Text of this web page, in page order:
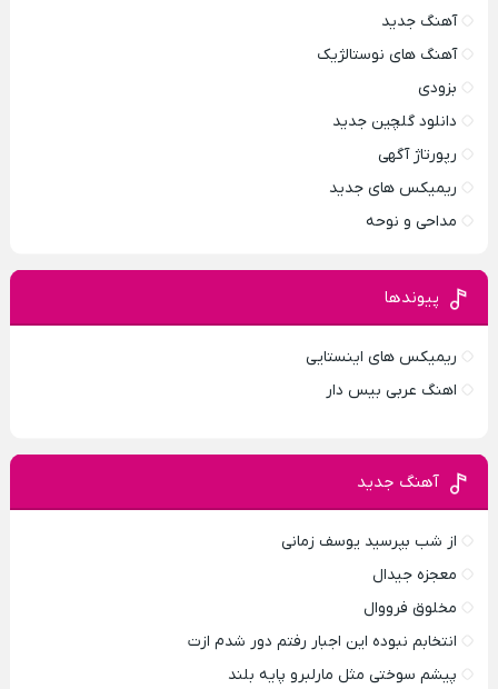
آهنگ جدید
آهنگ های نوستالژیک
بزودی
دانلود گلچین جدید
رپورتاژ آگهی
ریمیکس های جدید
مداحی و نوحه
پیوندها
ریمیکس های اینستایی
اهنگ عربی بیس دار
آهنگ جدید
از شب بپرسید یوسف زمانی
معجزه جیدال
مخلوق فرووال
انتخابم نبوده این اجبار رفتم دور شدم ازت
پیشم سوختی مثل مارلبرو پایه بلند